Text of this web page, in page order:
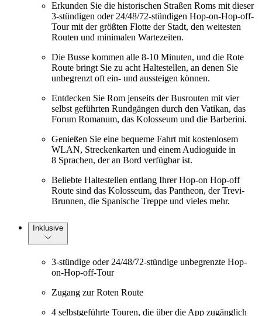
Erkunden Sie die historischen Straßen Roms mit dieser
3-stündigen oder 24/48/72-stündigen Hop-on-Hop-off-
Tour mit der größten Flotte der Stadt, den weitesten
Routen und minimalen Wartezeiten.
Die Busse kommen alle 8-10 Minuten, und die Rote
Route bringt Sie zu acht Haltestellen, an denen Sie
unbegrenzt oft ein- und aussteigen können.
Entdecken Sie Rom jenseits der Busrouten mit vier
selbst geführten Rundgängen durch den Vatikan, das
Forum Romanum, das Kolosseum und die Barberini.
Genießen Sie eine bequeme Fahrt mit kostenlosem
WLAN, Streckenkarten und einem Audioguide in
8 Sprachen, der an Bord verfügbar ist.
Beliebte Haltestellen entlang Ihrer Hop-on Hop-off
Route sind das Kolosseum, das Pantheon, der Trevi-
Brunnen, die Spanische Treppe und vieles mehr.
Inklusive
3-stündige oder 24/48/72-stündige unbegrenzte Hop-
on-Hop-off-Tour
Zugang zur Roten Route
4 selbstgeführte Touren, die über die App zugänglich